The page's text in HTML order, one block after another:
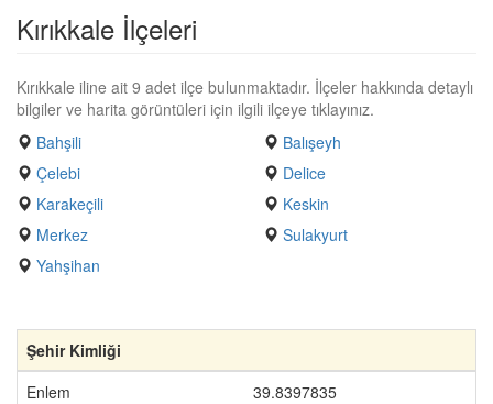
Kırıkkale İlçeleri
Kırıkkale iline ait 9 adet ilçe bulunmaktadır. İlçeler hakkında detaylı
bilgiler ve harita görüntüleri için ilgili ilçeye tıklayınız.
Bahşili
Balışeyh
Çelebi
Delice
Karakeçili
Keskin
Merkez
Sulakyurt
Yahşihan
Şehir Kimliği
Enlem
39.8397835